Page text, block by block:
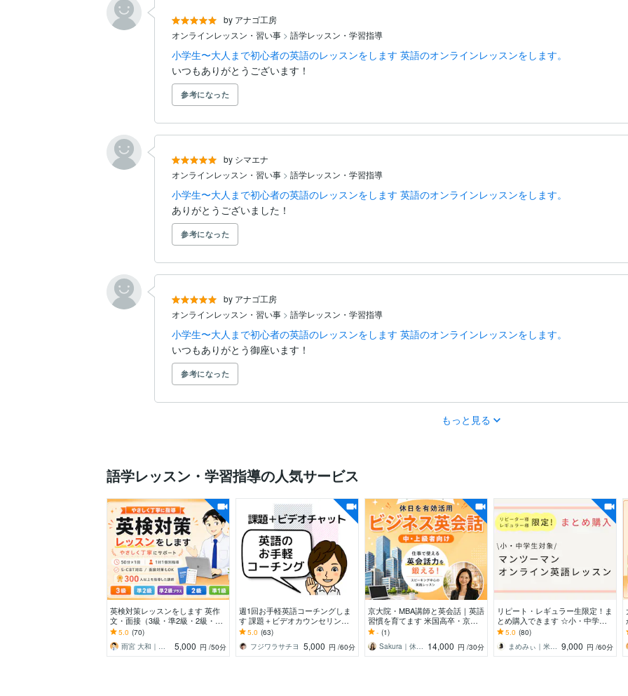
by アナゴ工房
オンラインレッスン・習い事 > 語学レッスン・学習指導
小学生〜大人まで初心者の英語のレッスンをします 英語のオンラインレッスンをします。
いつもありがとうございます！
参考になった
by シマエナ
オンラインレッスン・習い事 > 語学レッスン・学習指導
小学生〜大人まで初心者の英語のレッスンをします 英語のオンラインレッスンをします。
ありがとうございました！
参考になった
by アナゴ工房
オンラインレッスン・習い事 > 語学レッスン・学習指導
小学生〜大人まで初心者の英語のレッスンをします 英語のオンラインレッスンをします。
いつもありがとう御座います！
参考になった
もっと見る
語学レッスン・学習指導の人気サービス
英検対策レッスンをします 英作
文・面接（3級・準2級・2級・準
1級）・S-CBTも対応
5.0 (70)
雨宮 大和｜英語の家庭教師／個別指導
5,000 円 /50分
週1回お手軽英語コーチングしま
す 課題＋ビデオカウンセリング
で質疑応答＋軌道修正
5.0 (63)
フジワラサチヨ 5,000 円 /60分
京大院・MBA講師と英会話｜英語
習慣を育てます 米国高卒・京大
院・MBA・TOEIC985講師とビジ
ネス英語
- (1)
Sakura｜休日ビジネス英会話 14,000 円 /30分
リピート・レギュラー生限定！ま
とめ購入できます ☆小・中学生
対象マンツーマン英語レッスン3
回分以上購入可能☆
5.0 (80)
まめみぃ｜米在住歴12年の英語講師 9,000 円 /60分